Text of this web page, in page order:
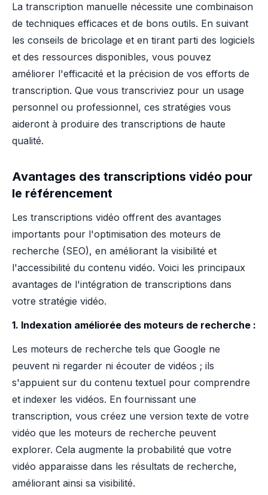
La transcription manuelle nécessite une combinaison
de techniques efficaces et de bons outils. En suivant
les conseils de bricolage et en tirant parti des logiciels
et des ressources disponibles, vous pouvez
améliorer l'efficacité et la précision de vos efforts de
transcription. Que vous transcriviez pour un usage
personnel ou professionnel, ces stratégies vous
aideront à produire des transcriptions de haute
qualité.
Avantages des transcriptions vidéo pour
le référencement
Les transcriptions vidéo offrent des avantages
importants pour l'optimisation des moteurs de
recherche (SEO), en améliorant la visibilité et
l'accessibilité du contenu vidéo. Voici les principaux
avantages de l'intégration de transcriptions dans
votre stratégie vidéo.
1. Indexation améliorée des moteurs de recherche :
Les moteurs de recherche tels que Google ne
peuvent ni regarder ni écouter de vidéos ; ils
s'appuient sur du contenu textuel pour comprendre
et indexer les vidéos. En fournissant une
transcription, vous créez une version texte de votre
vidéo que les moteurs de recherche peuvent
explorer. Cela augmente la probabilité que votre
vidéo apparaisse dans les résultats de recherche,
améliorant ainsi sa visibilité.